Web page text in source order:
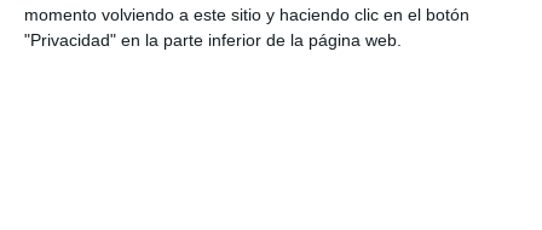
momento volviendo a este sitio y haciendo clic en el botón
"Privacidad" en la parte inferior de la página web.